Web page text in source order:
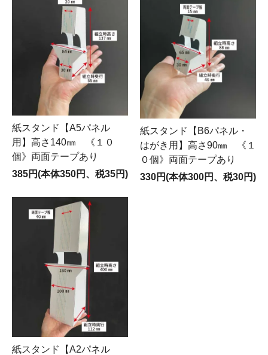
紙スタンド【A5パネル
用】高さ140㎜ 《１０
個》両面テープあり
385円(本体350円、税35円)
紙スタンド【B6パネル・
はがき用】高さ90㎜ 《１
０個》両面テープあり
330円(本体300円、税30円)
紙スタンド【A2パネル